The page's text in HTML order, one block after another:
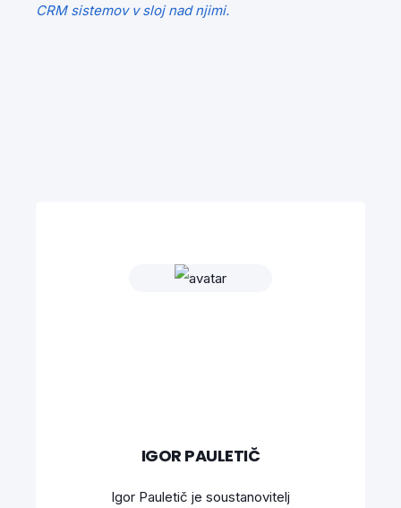
CRM sistemov v sloj nad njimi.
IGOR PAULETIČ
Igor Pauletič je soustanovitelj